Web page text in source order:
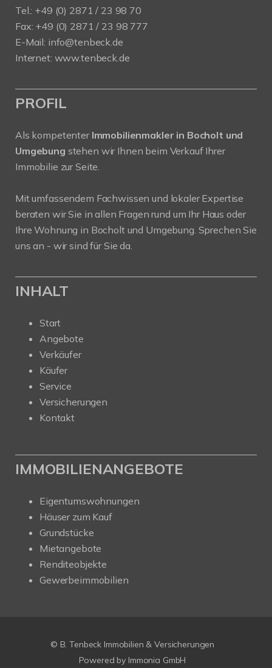
Tel.: +49 (0) 2871 / 23 98 70
Fax: +49 (0) 2871 / 23 98 777
E-Mail: info@tenbeck.de
Internet: www.tenbeck.de
PROFIL
Als kompetenter Immobilienmakler in Bocholt und
Umgebung stehen wir Ihnen beim Verkauf Ihrer
Immobilie zur Seite.
Mit umfassendem Fachwissen und lokaler Expertise
beraten wir Sie in allen Fragen rund um Ihr Haus oder
Ihre Wohnung in Bocholt und Umgebung. Sprechen Sie
uns an - wir sind für Sie da.
INHALT
Start
Angebote
Verkäufer
Käufer
Service
Versicherungen
Kontakt
IMMOBILIENANGEBOTE
Eigentumswohnungen
Häuser zum Kauf
Grundstücke
Mietangebote
Renditeobjekte
Gewerbeimmobilien
© B. Tenbeck Immobilien & Versicherungen
Powered by Immonia GmbH